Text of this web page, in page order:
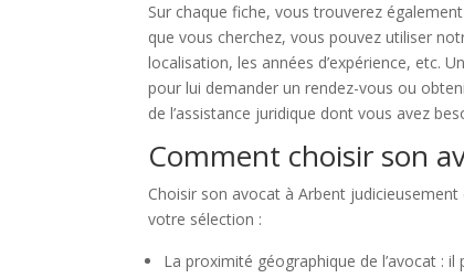
Sur chaque fiche, vous trouverez
que vous cherchez, vous pouvez utiliser
localisation, les années d’expérience, etc.
pour lui demander un rendez-vous ou
de l’assistance juridique dont vous avez
Comment choisir son
Choisir son avocat à Arbent
votre sélection :
La proximité géographique de l’avocat :